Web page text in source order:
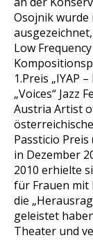
Osojnik wurde
ausgezeichnet,
Low
1.Preis „IYAP
„Voices“ Jazz
Austria Artist
Passticio Preis
in Dezember
2010 erhielte
für Frauen
die
geleistet
Theater und